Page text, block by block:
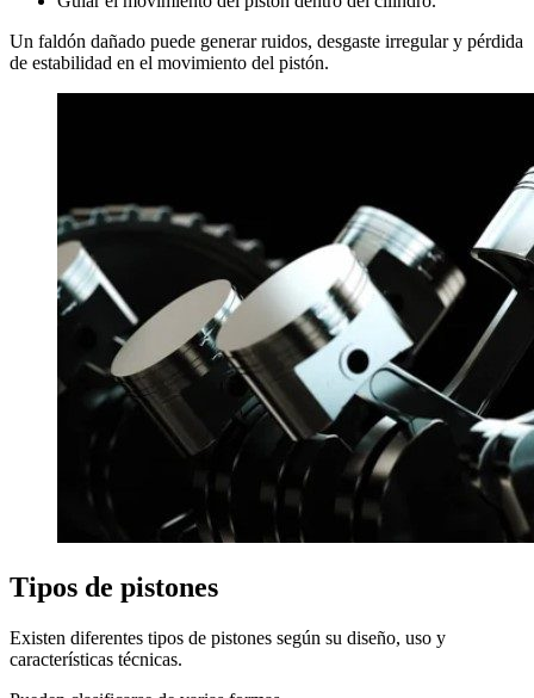
Un faldón dañado puede generar ruidos, desgaste irregular y pérdida
de estabilidad en el movimiento del pistón.
Tipos de pistones
Existen diferentes tipos de pistones según su diseño, uso y
características técnicas.